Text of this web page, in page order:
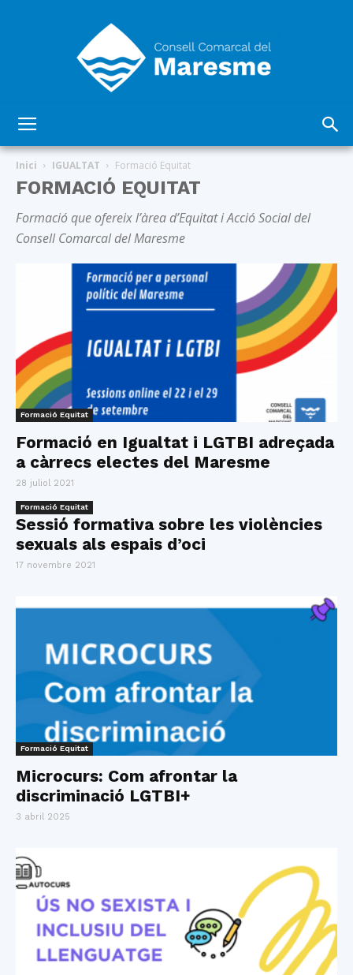
del
Maresme
Inici IGUALTAT Formació Equitat
FORMACIÓ EQUITAT
Formació que ofereix l’àrea d’Equitat i Acció Social del
Consell Comarcal del Maresme
Formació Equitat
Formació en Igualtat i LGTBI adreçada
a càrrecs electes del Maresme
28 juliol 2021
Formació Equitat
Sessió formativa sobre les violències
sexuals als espais d’oci
17 novembre 2021
Formació Equitat
Microcurs: Com afrontar la
discriminació LGTBI+
3 abril 2025